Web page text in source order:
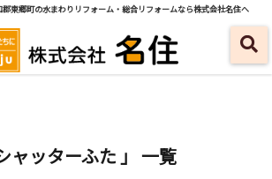
東郷町の水まわりリフォーム・総合リフォームなら株式会社名住へ
ャッターふた 」 一覧